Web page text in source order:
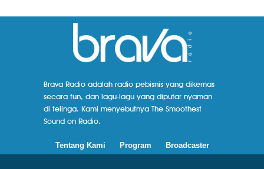
Brava Radio adalah radio pebisnis yang dikemas
secara fun, dan lagu-lagu yang diputar nyaman
di telinga. Kami menyebutnya The Smoothest
Sound on Radio.
Tentang Kami Program Broadcaster